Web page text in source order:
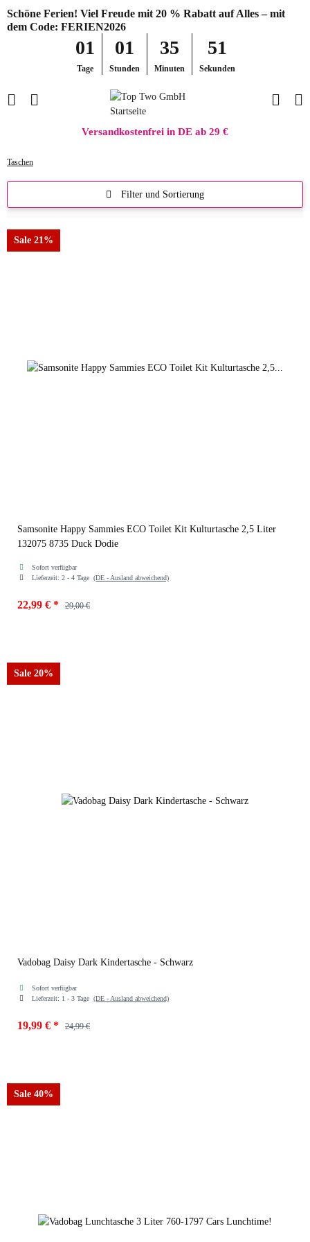
Schöne Ferien! Viel Freude mit 20 % Rabatt auf Alles – mit
dem Code: FERIEN2026
01
Tage
01
Stunden
35
Minuten
51
Sekunden
Versandkostenfrei in DE ab 29 €
Taschen
Filter und Sortierung
Sale 21%
Samsonite Happy Sammies ECO Toilet Kit Kulturtasche 2,5 Liter
132075 8735 Duck Dodie
Sofort verfügbar
Lieferzeit: 2 - 4 Tage (DE - Ausland abweichend)
22,99 € * 29,00 €
Sale 20%
Vadobag Daisy Dark Kindertasche - Schwarz
Sofort verfügbar
Lieferzeit: 1 - 3 Tage (DE - Ausland abweichend)
19,99 € * 24,99 €
Sale 40%